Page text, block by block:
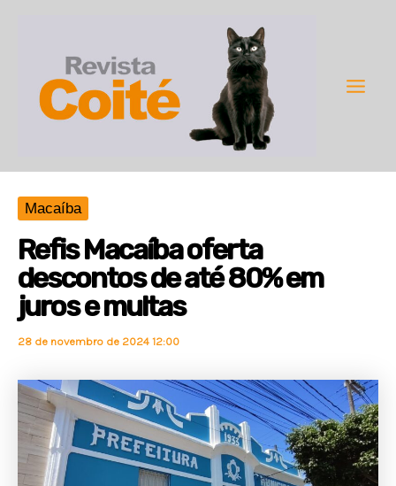
conteúdo
Macaíba
Refis Macaíba oferta
descontos de até 80% em
juros e multas
28 de novembro de 2024 12:00